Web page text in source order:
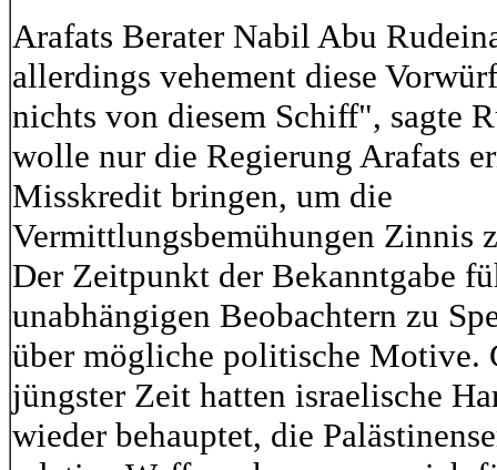
Arafats Berater Nabil Abu
allerdings vehement diese
nichts von diesem Schiff", sagte
wolle nur die Regierung Arafats
Misskredit bringen, um die
Vermittlungsbemühungen Zinnis
Der Zeitpunkt der Bekanntgabe
unabhängigen Beobachtern zu
über mögliche politische Motive.
jüngster Zeit hatten israelische
wieder behauptet, die